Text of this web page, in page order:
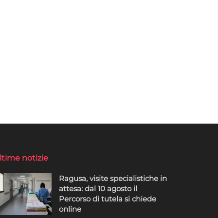
notizie
Ragusa, visite specialistiche in
attesa: dal 10 agosto il
Percorso di tutela si chiede
online